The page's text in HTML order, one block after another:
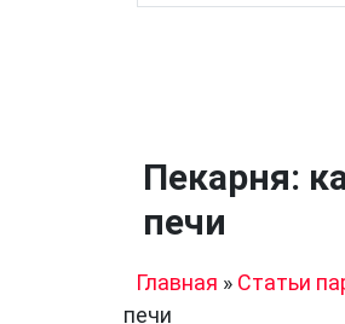
Пекарня:
печи
Главная » Статьи
печи